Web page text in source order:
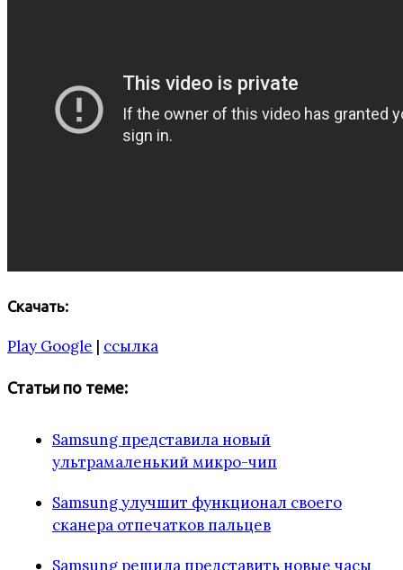
Скачать:
Play Google | ссылка
Статьи по теме:
Samsung представила новый
ультрамаленький микро-чип
Samsung улучшит функционал своего
сканера отпечатков пальцев
Samsung решила представить новые часы